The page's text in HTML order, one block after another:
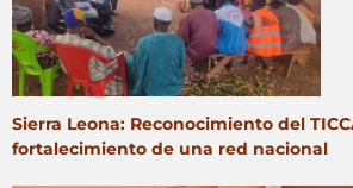
Sierra Leona: Reconocimiento del
fortalecimiento de una red nacional